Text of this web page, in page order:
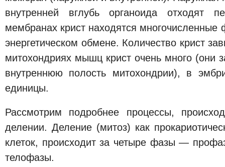
внутренней вглубь органоида отходят
мембранах крист находятся
энергетическом обмене. Количество крист
митохондриях мышц крист очень много (они
внутреннюю полость митохондрии), в
единицы.
Рассмотрим подробнее процессы,
делении. Деление (митоз) как
клеток, происходит за четыре фазы —
телофазы.